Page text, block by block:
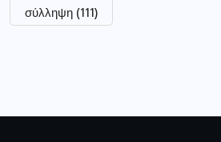
σύλληψη (111)